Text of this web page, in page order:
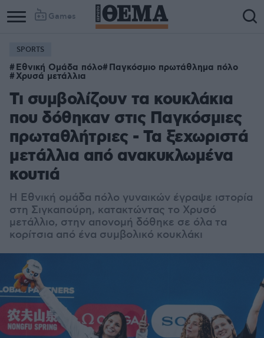
Games
SPORTS
Εθνική Ομάδα πόλο Παγκόσμιο πρωτάθλημα πόλο
Χρυσά μετάλλια
Τι συμβολίζουν τα κουκλάκια
που δόθηκαν στις Παγκόσμιες
πρωταθλήτριες - Τα ξεχωριστά
μετάλλια από ανακυκλωμένα
κουτιά
Η Εθνική ομάδα πόλο γυναικών έγραψε ιστορία
στη Σιγκαπούρη, κατακτώντας το Χρυσό
μετάλλιο, στην απονομή δόθηκε σε όλα τα
κορίτσια από ένα συμβολικό κουκλάκι